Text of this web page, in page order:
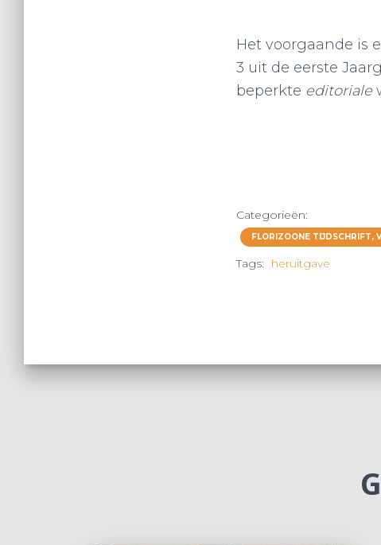
Het voorgaande is
3 uit de eerste
beperkte editoriale
Categorieën:
FLORIZOONE TIJDSCHRIFT,
Tags: heruitgave